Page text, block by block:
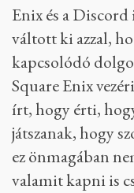
Enix és a
váltott ki azzal,
kapcsolódó
Square Enix
írt, hogy érti,
játszanak, hogy
ez önmagában
valamit kapni is